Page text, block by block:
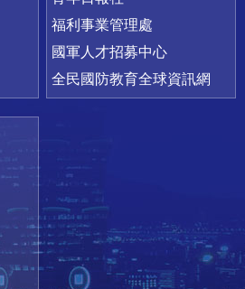
福利事業管理處
國軍人才招募中心
全民國防教育全球資訊網